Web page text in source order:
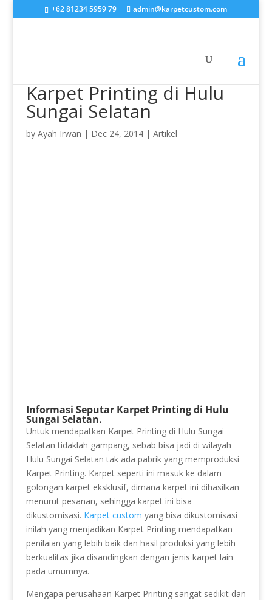
+62 81234 5959 79 admin@karpetcustom.com
Karpet Printing di Hulu
Sungai Selatan
by Ayah Irwan | Dec 24, 2014| Artikel
Informasi Seputar Karpet Printing di Hulu
Sungai Selatan.
Untuk mendapatkan Karpet Printing di Hulu Sungai
Selatan tidaklah gampang, sebab bisa jadi di wilayah
Hulu Sungai Selatan tak ada pabrik yang memproduksi
Karpet Printing. Karpet seperti ini masuk ke dalam
golongan karpet eksklusif, dimana karpet ini dihasilkan
menurut pesanan, sehingga karpet ini bisa
dikustomisasi. Karpet custom yang bisa dikustomisasi
inilah yang menjadikan Karpet Printing mendapatkan
penilaian yang lebih baik dan hasil produksi yang lebih
berkualitas jika disandingkan dengan jenis karpet lain
pada umumnya.
Mengapa perusahaan Karpet Printing sangat sedikit dan